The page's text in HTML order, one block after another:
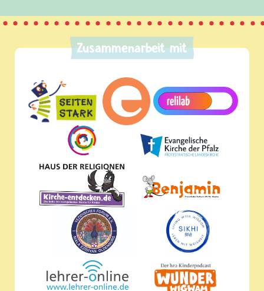
Zusammenarbeit mit